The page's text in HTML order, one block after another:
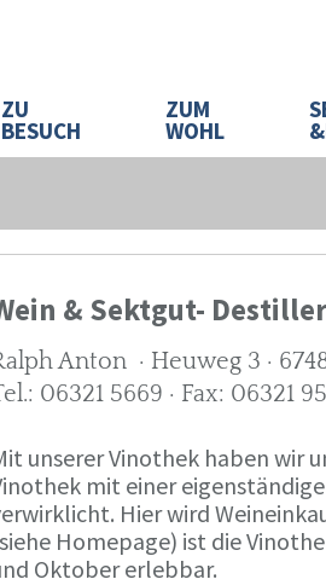
ZU
BESUCH
ZUM
WOHL
& Sektgut-
Anton · Heuweg 3 ·
06321 5669 · Fax: 06321
unserer Vinothek haben wir
mit einer
Hier wird
Homepage) ist die
Oktober erlebbar.